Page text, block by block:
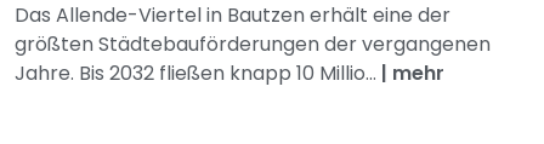
Das Allende-Viertel in Bautzen erhält eine der
größten Städtebauförderungen der vergangenen
Jahre. Bis 2032 fließen knapp 10 Millio... | mehr